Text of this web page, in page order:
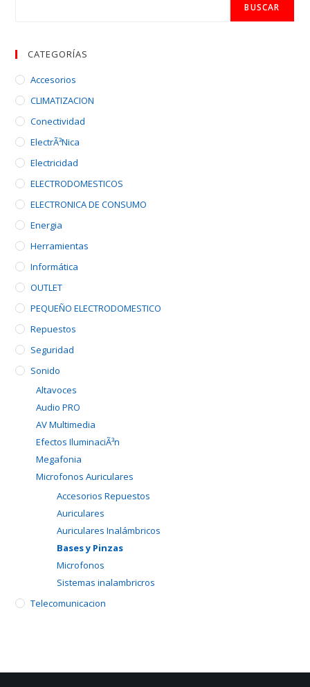
BUSCAR
CATEGORÍAS
Accesorios
CLIMATIZACION
Conectividad
ElectrÃ³nica
Electricidad
ELECTRODOMESTICOS
ELECTRONICA DE CONSUMO
Energia
Herramientas
Informática
OUTLET
PEQUEÑO ELECTRODOMESTICO
Repuestos
Seguridad
Sonido
Altavoces
Audio PRO
AV Multimedia
Efectos IluminaciÃ³n
Megafonia
Microfonos Auriculares
Accesorios Repuestos
Auriculares
Auriculares Inalámbricos
Bases y Pinzas
Microfonos
Sistemas inalambricros
Telecomunicacion